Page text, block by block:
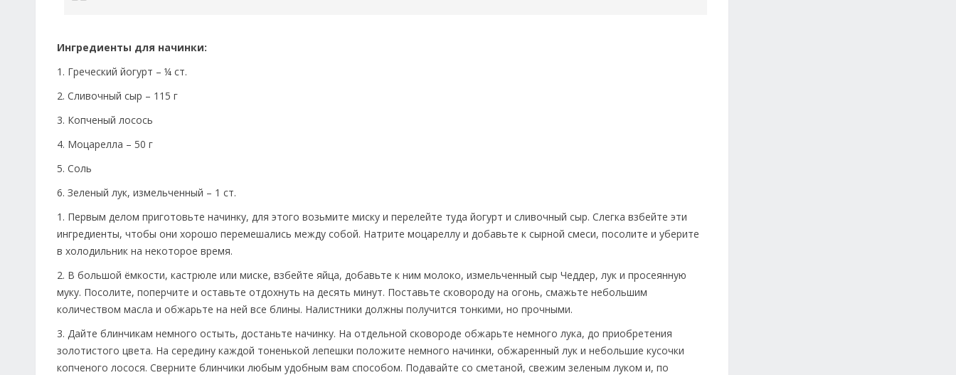
Ингредиенты для начинки:
1. Греческий йогурт – ¼ ст.
2. Сливочный сыр – 115 г
3. Копченый лосось
4. Моцарелла – 50 г
5. Соль
6. Зеленый лук, измельченный – 1 ст.
1. Первым делом приготовьте начинку, для этого возьмите миску и перелейте туда йогурт и сливочный сыр. Слегка взбейте эти
ингредиенты, чтобы они хорошо перемешались между собой. Натрите моцареллу и добавьте к сырной смеси, посолите и уберите
в холодильник на некоторое время.
2. В большой ёмкости, кастрюле или миске, взбейте яйца, добавьте к ним молоко, измельченный сыр Чеддер, лук и просеянную
муку. Посолите, поперчите и оставьте отдохнуть на десять минут. Поставьте сковороду на огонь, смажьте небольшим
количеством масла и обжарьте на ней все блины. Налистники должны получится тонкими, но прочными.
3. Дайте блинчикам немного остыть, достаньте начинку. На отдельной сковороде обжарьте немного лука, до приобретения
золотистого цвета. На середину каждой тоненькой лепешки положите немного начинки, обжаренный лук и небольшие кусочки
копченого лосося. Сверните блинчики любым удобным вам способом. Подавайте со сметаной, свежим зеленым луком и, по